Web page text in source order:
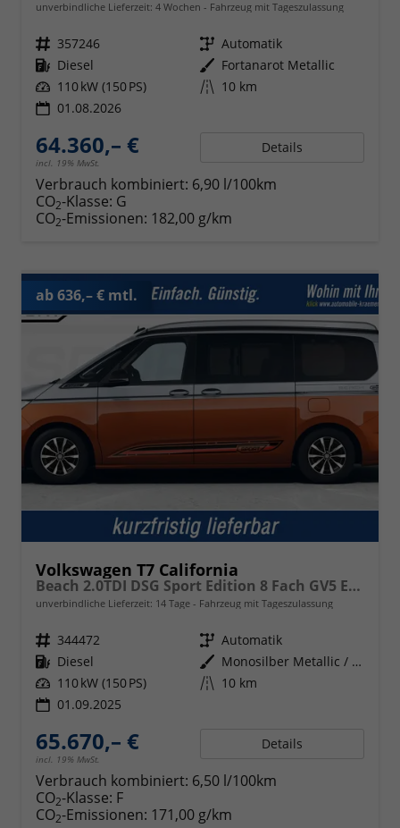
unverbindliche Lieferzeit: 4 Wochen Fahrzeug mit Tageszulassung
Fahrzeugnr. 357246 Getriebe Automatik
Kraftstoff Diesel Außenfarbe Fortanarot Metallic
Leistung 110 kW (150 PS) Kilometerstand 10 km
01.08.2026
64.360,– €
incl. 19% MwSt.
Details
Verbrauch kombiniert: 6,90 l/100km
CO2-Klasse: G
CO2-Emissionen: 182,00 g/km
ab 636,– € mtl.
Volkswagen T7 California
Beach 2.0TDI DSG Sport Edition 8 Fach GV5 Elegance+
unverbindliche Lieferzeit: 14 Tage Fahrzeug mit Tageszulassung
Fahrzeugnr. 344472 Getriebe Automatik
Kraftstoff Diesel Außenfarbe
Monosilber Metallic / Energeticorange Metallic
Leistung 110 kW (150 PS) Kilometerstand 10 km
01.09.2025
65.670,– €
incl. 19% MwSt.
Details
Verbrauch kombiniert: 6,50 l/100km
CO2-Klasse: F
CO2-Emissionen: 171,00 g/km